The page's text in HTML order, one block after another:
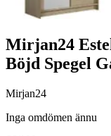
Mirjan24
Böjd Spegel
Mirjan24
Inga omdömen ännu